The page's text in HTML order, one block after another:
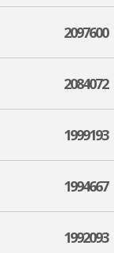
2097600
2084072
1999193
1994667
1992093